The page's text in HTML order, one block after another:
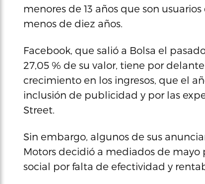
menores de 13 años que son
menos de diez años.
Facebook, que salió a Bolsa el
27,05 % de su valor, tiene por
crecimiento en los ingresos, que el
inclusión de publicidad y por las
Street.
Sin embargo, algunos de sus
Motors decidió a mediados de
social por falta de efectividad y